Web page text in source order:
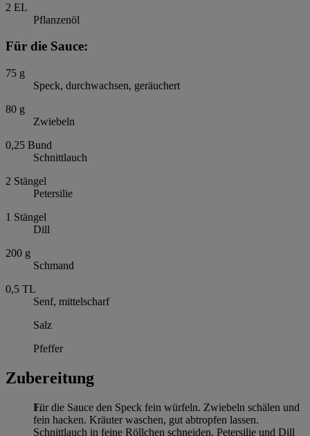
2 EL
Pflanzenöl
Für die Sauce:
75 g
Speck, durchwachsen, geräuchert
80 g
Zwiebeln
0,25 Bund
Schnittlauch
2 Stängel
Petersilie
1 Stängel
Dill
200 g
Schmand
0,5 TL
Senf, mittelscharf
Salz
Pfeffer
Zubereitung
Für die Sauce den Speck fein würfeln. Zwiebeln schälen und
fein hacken. Kräuter waschen, gut abtropfen lassen.
Schnittlauch in feine Röllchen schneiden. Petersilie und Dill